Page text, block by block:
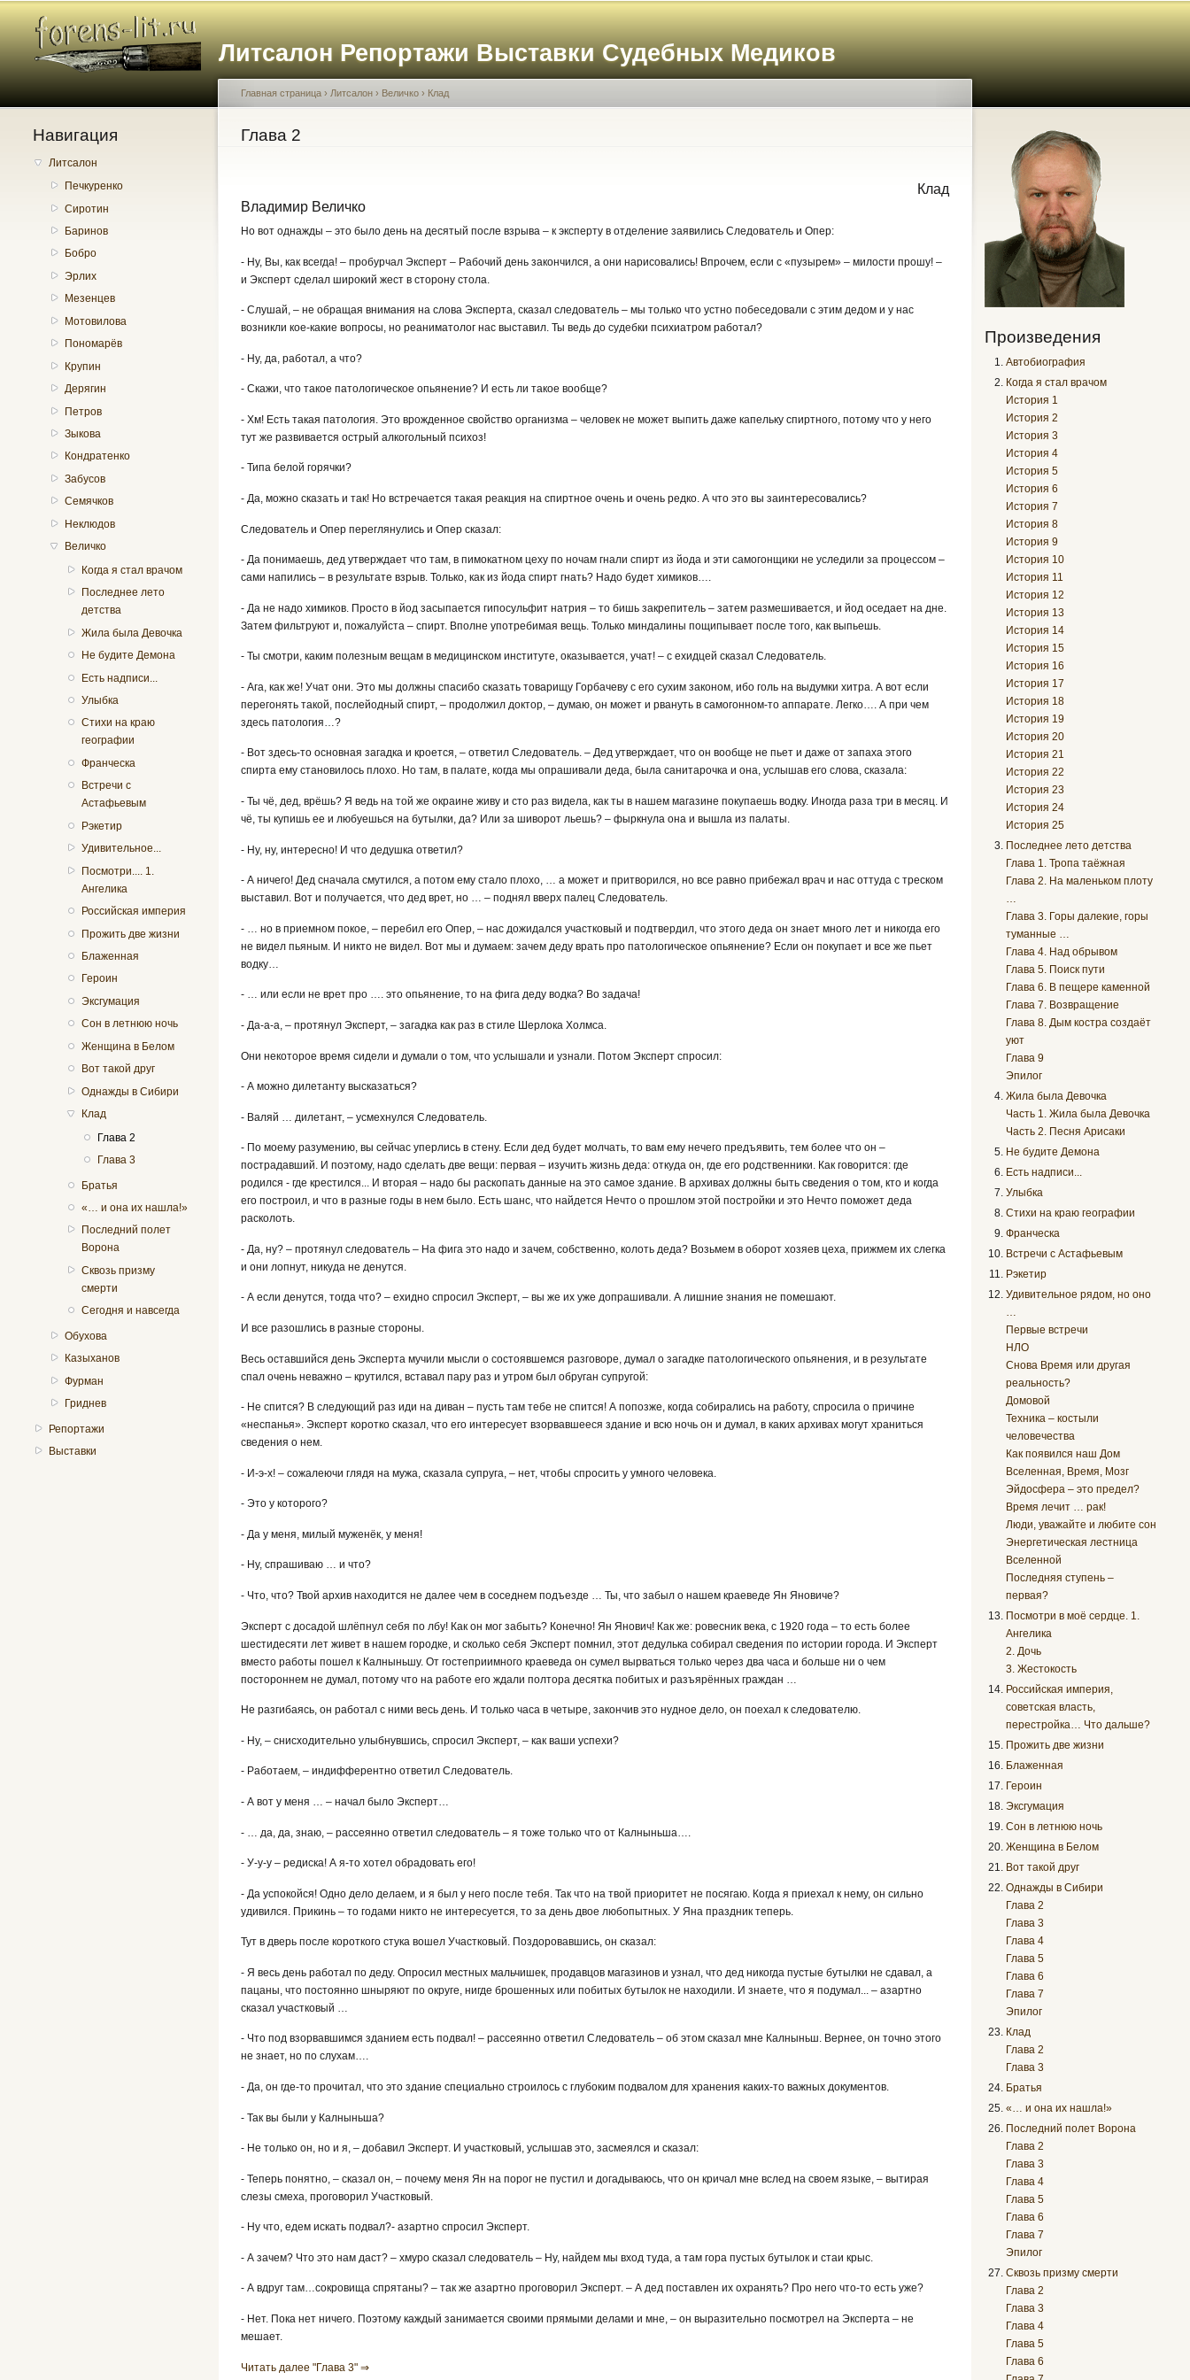
Литсалон Репортажи Выставки Судебных Медиков
Навигация
Литсалон
Печкуренко
Сиротин
Баринов
Бобро
Эрлих
Мезенцев
Мотовилова
Пономарёв
Крупин
Дерягин
Петров
Зыкова
Кондратенко
Забусов
Семячков
Неклюдов
Величко
Когда я стал врачом
Последнее лето
детства
Жила была Девочка
Не будите Демона
Есть надписи...
Улыбка
Стихи на краю
географии
Франческа
Встречи с
Астафьевым
Рэкетир
Удивительное...
Посмотри.... 1.
Ангелика
Российская империя
Прожить две жизни
Блаженная
Героин
Эксгумация
Сон в летнюю ночь
Женщина в Белом
Вот такой друг
Однажды в Сибири
Клад
Глава 2
Глава 3
Братья
«… и она их нашла!»
Последний полет
Ворона
Сквозь призму
смерти
Сегодня и навсегда
Обухова
Казыханов
Фурман
Гриднев
Репортажи
Выставки
Вы здесь
Главная страница › Литсалон › Величко › Клад
Глава 2
Клад
Владимир Величко
Но вот однажды – это было день на десятый после взрыва – к эксперту в отделение заявились Следователь и Опер:
- Ну, Вы, как всегда! – пробурчал Эксперт – Рабочий день закончился, а они нарисовались! Впрочем, если с «пузырем» – милости прошу! –
и Эксперт сделал широкий жест в сторону стола.
- Слушай, – не обращая внимания на слова Эксперта, сказал следователь – мы только что устно побеседовали с этим дедом и у нас
возникли кое-какие вопросы, но реаниматолог нас выставил. Ты ведь до судебки психиатром работал?
- Ну, да, работал, а что?
- Скажи, что такое патологическое опьянение? И есть ли такое вообще?
- Хм! Есть такая патология. Это врожденное свойство организма – человек не может выпить даже капельку спиртного, потому что у него
тут же развивается острый алкогольный психоз!
- Типа белой горячки?
- Да, можно сказать и так! Но встречается такая реакция на спиртное очень и очень редко. А что это вы заинтересовались?
Следователь и Опер переглянулись и Опер сказал:
- Да понимаешь, дед утверждает что там, в пимокатном цеху по ночам гнали спирт из йода и эти самогонщики не уследили за процессом –
сами напились – в результате взрыв. Только, как из йода спирт гнать? Надо будет химиков….
- Да не надо химиков. Просто в йод засыпается гипосульфит натрия – то бишь закрепитель – затем размешивается, и йод оседает на дне.
Затем фильтруют и, пожалуйста – спирт. Вполне употребимая вещь. Только миндалины пощипывает после того, как выпьешь.
- Ты смотри, каким полезным вещам в медицинском институте, оказывается, учат! – с ехидцей сказал Следователь.
- Ага, как же! Учат они. Это мы должны спасибо сказать товарищу Горбачеву с его сухим законом, ибо голь на выдумки хитра. А вот если
перегонять такой, послейодный спирт, – продолжил доктор, – думаю, он может и рвануть в самогонном-то аппарате. Легко…. А при чем
здесь патология…?
- Вот здесь-то основная загадка и кроется, – ответил Следователь. – Дед утверждает, что он вообще не пьет и даже от запаха этого
спирта ему становилось плохо. Но там, в палате, когда мы опрашивали деда, была санитарочка и она, услышав его слова, сказала:
- Ты чё, дед, врёшь? Я ведь на той же окраине живу и сто раз видела, как ты в нашем магазине покупаешь водку. Иногда раза три в месяц. И
чё, ты купишь ее и любуешься на бутылки, да? Или за шиворот льешь? – фыркнула она и вышла из палаты.
- Ну, ну, интересно! И что дедушка ответил?
- А ничего! Дед сначала смутился, а потом ему стало плохо, … а может и притворился, но все равно прибежал врач и нас оттуда с треском
выставил. Вот и получается, что дед врет, но … – поднял вверх палец Следователь.
- … но в приемном покое, – перебил его Опер, – нас дожидался участковый и подтвердил, что этого деда он знает много лет и никогда его
не видел пьяным. И никто не видел. Вот мы и думаем: зачем деду врать про патологическое опьянение? Если он покупает и все же пьет
водку…
- … или если не врет про …. это опьянение, то на фига деду водка? Во задача!
- Да-а-а, – протянул Эксперт, – загадка как раз в стиле Шерлока Холмса.
Они некоторое время сидели и думали о том, что услышали и узнали. Потом Эксперт спросил:
- А можно дилетанту высказаться?
- Валяй … дилетант, – усмехнулся Следователь.
- По моему разумению, вы сейчас уперлись в стену. Если дед будет молчать, то вам ему нечего предъявить, тем более что он –
пострадавший. И поэтому, надо сделать две вещи: первая – изучить жизнь деда: откуда он, где его родственники. Как говорится: где
родился - где крестился... И вторая – надо бы раскопать данные на это самое здание. В архивах должны быть сведения о том, кто и когда
его построил, и что в разные годы в нем было. Есть шанс, что найдется Нечто о прошлом этой постройки и это Нечто поможет деда
расколоть.
- Да, ну? – протянул следователь – На фига это надо и зачем, собственно, колоть деда? Возьмем в оборот хозяев цеха, прижмем их слегка
и они лопнут, никуда не денутся.
- А если денутся, тогда что? – ехидно спросил Эксперт, – вы же их уже допрашивали. А лишние знания не помешают.
И все разошлись в разные стороны.
Весь оставшийся день Эксперта мучили мысли о состоявшемся разговоре, думал о загадке патологического опьянения, и в результате
спал очень неважно – крутился, вставал пару раз и утром был обруган супругой:
- Не спится? В следующий раз иди на диван – пусть там тебе не спится! А попозже, когда собирались на работу, спросила о причине
«неспанья». Эксперт коротко сказал, что его интересует взорвавшееся здание и всю ночь он и думал, в каких архивах могут храниться
сведения о нем.
- И-э-х! – сожалеючи глядя на мужа, сказала супруга, – нет, чтобы спросить у умного человека.
- Это у которого?
- Да у меня, милый муженёк, у меня!
- Ну, спрашиваю … и что?
- Что, что? Твой архив находится не далее чем в соседнем подъезде … Ты, что забыл о нашем краеведе Ян Яновиче?
Эксперт с досадой шлёпнул себя по лбу! Как он мог забыть? Конечно! Ян Янович! Как же: ровесник века, с 1920 года – то есть более
шестидесяти лет живет в нашем городке, и сколько себя Эксперт помнил, этот дедулька собирал сведения по истории города. И Эксперт
вместо работы пошел к Калныньшу. От гостеприимного краеведа он сумел вырваться только через два часа и больше ни о чем
постороннем не думал, потому что на работе его ждали полтора десятка побитых и разъярённых граждан …
Не разгибаясь, он работал с ними весь день. И только часа в четыре, закончив это нудное дело, он поехал к следователю.
- Ну, – снисходительно улыбнувшись, спросил Эксперт, – как ваши успехи?
- Работаем, – индифферентно ответил Следователь.
- А вот у меня … – начал было Эксперт…
- … да, да, знаю, – рассеянно ответил следователь – я тоже только что от Калныньша….
- У-у-у – редиска! А я-то хотел обрадовать его!
- Да успокойся! Одно дело делаем, и я был у него после тебя. Так что на твой приоритет не посягаю. Когда я приехал к нему, он сильно
удивился. Прикинь – то годами никто не интересуется, то за день двое любопытных. У Яна праздник теперь.
Тут в дверь после короткого стука вошел Участковый. Поздоровавшись, он сказал:
- Я весь день работал по деду. Опросил местных мальчишек, продавцов магазинов и узнал, что дед никогда пустые бутылки не сдавал, а
пацаны, что постоянно шныряют по округе, нигде брошенных или побитых бутылок не находили. И знаете, что я подумал... – азартно
сказал участковый …
- Что под взорвавшимся зданием есть подвал! – рассеянно ответил Следователь – об этом сказал мне Калныньш. Вернее, он точно этого
не знает, но по слухам….
- Да, он где-то прочитал, что это здание специально строилось с глубоким подвалом для хранения каких-то важных документов.
- Так вы были у Калныньша?
- Не только он, но и я, – добавил Эксперт. И участковый, услышав это, засмеялся и сказал:
- Теперь понятно, – сказал он, – почему меня Ян на порог не пустил и догадываюсь, что он кричал мне вслед на своем языке, – вытирая
слезы смеха, проговорил Участковый.
- Ну что, едем искать подвал?- азартно спросил Эксперт.
- А зачем? Что это нам даст? – хмуро сказал следователь – Ну, найдем мы вход туда, а там гора пустых бутылок и стаи крыс.
- А вдруг там…сокровища спрятаны? – так же азартно проговорил Эксперт. – А дед поставлен их охранять? Про него что-то есть уже?
- Нет. Пока нет ничего. Поэтому каждый занимается своими прямыми делами и мне, – он выразительно посмотрел на Эксперта – не
мешает.
Читать далее "Глава 3" ⇒
Произведения
Автобиография
Когда я стал врачом
История 1
История 2
История 3
История 4
История 5
История 6
История 7
История 8
История 9
История 10
История 11
История 12
История 13
История 14
История 15
История 16
История 17
История 18
История 19
История 20
История 21
История 22
История 23
История 24
История 25
Последнее лето детства
Глава 1. Тропа таёжная
Глава 2. На маленьком плоту
…
Глава 3. Горы далекие, горы
туманные …
Глава 4. Над обрывом
Глава 5. Поиск пути
Глава 6. В пещере каменной
Глава 7. Возвращение
Глава 8. Дым костра создаёт
уют
Глава 9
Эпилог
Жила была Девочка
Часть 1. Жила была Девочка
Часть 2. Песня Арисаки
Не будите Демона
Есть надписи...
Улыбка
Стихи на краю географии
Франческа
Встречи с Астафьевым
Рэкетир
Удивительное рядом, но оно
…
Первые встречи
НЛО
Снова Время или другая
реальность?
Домовой
Техника – костыли
человечества
Как появился наш Дом
Вселенная, Время, Мозг
Эйдосфера – это предел?
Время лечит … рак!
Люди, уважайте и любите сон
Энергетическая лестница
Вселенной
Последняя ступень –
первая?
Посмотри в моё сердце. 1.
Ангелика
2. Дочь
3. Жестокость
Российская империя,
советская власть,
перестройка… Что дальше?
Прожить две жизни
Блаженная
Героин
Эксгумация
Сон в летнюю ночь
Женщина в Белом
Вот такой друг
Однажды в Сибири
Глава 2
Глава 3
Глава 4
Глава 5
Глава 6
Глава 7
Эпилог
Клад
Глава 2
Глава 3
Братья
«… и она их нашла!»
Последний полет Ворона
Глава 2
Глава 3
Глава 4
Глава 5
Глава 6
Глава 7
Эпилог
Сквозь призму смерти
Глава 2
Глава 3
Глава 4
Глава 5
Глава 6